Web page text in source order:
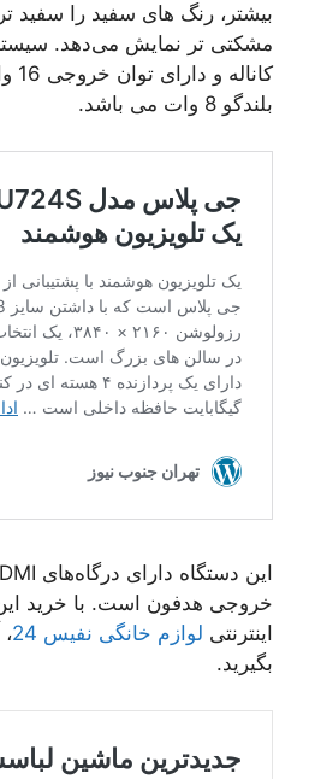
بیشتر، رنگ های سفید را سفید
بلندگو 8 وات می باشد.
خروجی هدفون است. با خرید
اینترنتی لوازم خانگی نفیس 24
بگیرید.